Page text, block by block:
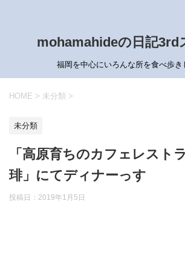
mohamahideの日記3rd
福岡を中心にいろんな所を食べ歩き
HOME > 未分類 >
未分類
「高原育ちのカフェレスト
琲」にてディナーっす
投稿日： 2019年1月5日